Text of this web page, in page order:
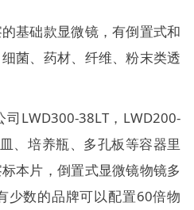
基础款显微镜，有倒置式和
菌、药材、纤维、粉末类透
LWD300-38LT，LWD200-
、培养瓶、多孔板等容器里
本片，倒置式显微镜物镜多
少数的品牌可以配置60倍物